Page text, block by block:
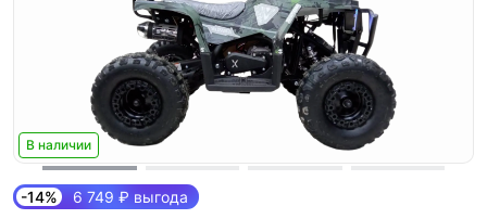
В наличии
-14% 6 749 ₽ выгода